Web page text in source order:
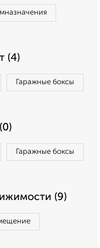
(4)
Гаражные боксы
Гаражные боксы
(9)